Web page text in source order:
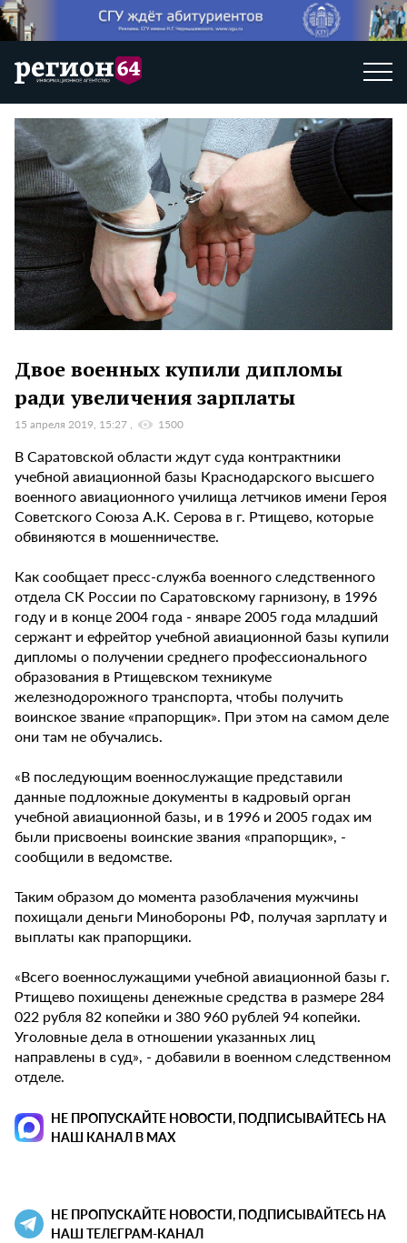
Двое военных купили дипломы
ради увеличения зарплаты
15 апреля 2019, 15:27 1500
В Саратовской области ждут суда контрактники
учебной авиационной базы Краснодарского высшего
военного авиационного училища летчиков имени Героя
Советского Союза А.К. Серова в г. Ртищево, которые
обвиняются в мошенничестве.
Как сообщает пресс-служба военного следственного
отдела СК России по Саратовскому гарнизону, в 1996
году и в конце 2004 года - январе 2005 года младший
сержант и ефрейтор учебной авиационной базы купили
дипломы о получении среднего профессионального
образования в Ртищевском техникуме
железнодорожного транспорта, чтобы получить
воинское звание «прапорщик». При этом на самом деле
они там не обучались.
«В последующим военнослужащие представили
данные подложные документы в кадровый орган
учебной авиационной базы, и в 1996 и 2005 годах им
были присвоены воинские звания «прапорщик», -
сообщили в ведомстве.
Таким образом до момента разоблачения мужчины
похищали деньги Минобороны РФ, получая зарплату и
выплаты как прапорщики.
«Всего военнослужащими учебной авиационной базы г.
Ртищево похищены денежные средства в размере 284
022 рубля 82 копейки и 380 960 рублей 94 копейки.
Уголовные дела в отношении указанных лиц
направлены в суд», - добавили в военном следственном
отделе.
НЕ ПРОПУСКАЙТЕ НОВОСТИ, ПОДПИСЫВАЙТЕСЬ НА
НАШ КАНАЛ В MAX
НЕ ПРОПУСКАЙТЕ НОВОСТИ, ПОДПИСЫВАЙТЕСЬ НА
НАШ ТЕЛЕГРАМ-КАНАЛ